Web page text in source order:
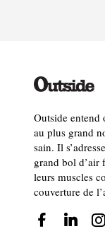
Outside
au plus grand
sain. Il
grand bol d’air
leurs muscles
couverture de